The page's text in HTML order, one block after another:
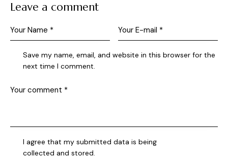
Leave a comment
Save my name, email, and website in this browser for the
next time I comment.
I agree that my submitted data is being
collected and stored.